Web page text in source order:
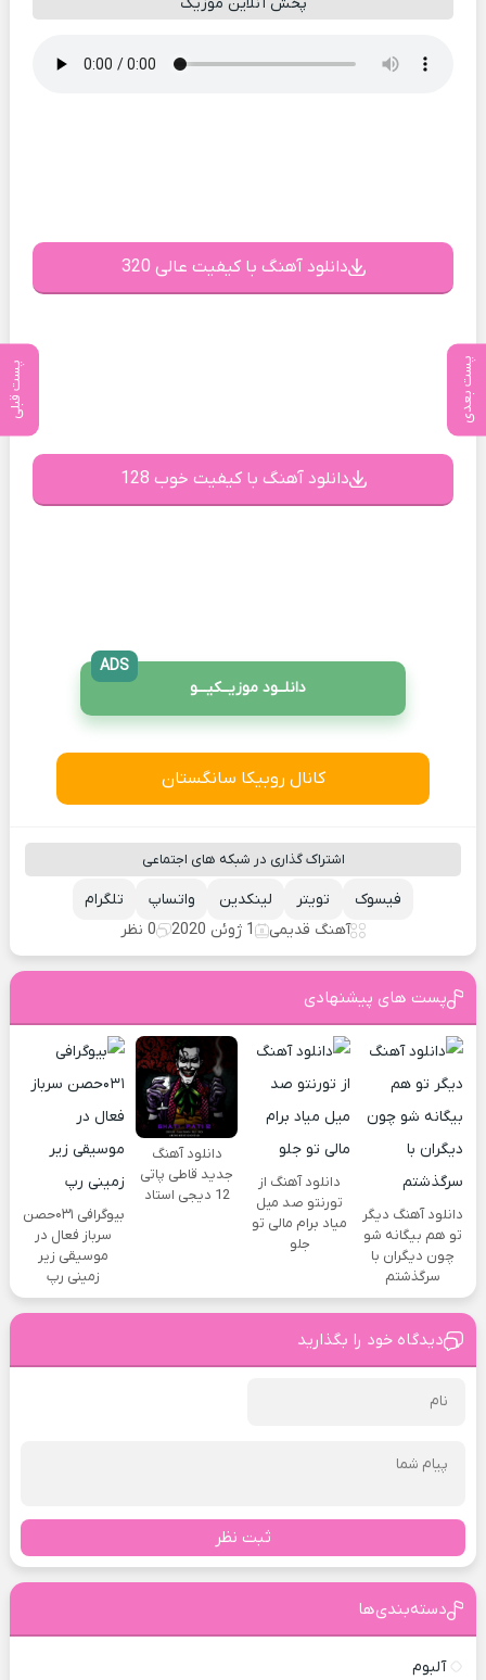
پست بعدی پست قبلی
دانلود آهنگ با کیفیت عالی 320
دانلود آهنگ با کیفیت خوب 128
دانلــود موزیــکیـــو
ADS
کانال روبیکا سانگستان
اشتراک گذاری در شبکه های اجتماعی
تلگرام واتساپ لینکدین تویتر
فیسوک
آهنگ قدیمی
1 ژوئن 2020 0 نظر
پست های پیشنهادی
دانلود آهنگ دیگر
تو هم بیگانه شو
چون دیگران با
سرگذشتم
دانلود آهنگ از
تورنتو صد میل
میاد برام مالی تو
جلو
دانلود آهنگ
جدید قاطی پاتی
12 دیجی استاد
بیوگرافی ۰۳۱حصن
سرباز فعال در
موسیقی زیر
زمینی رپ
دیدگاه خود را بگذارید
ثبت نظر
دسته‌بندی‌ها
آلبوم